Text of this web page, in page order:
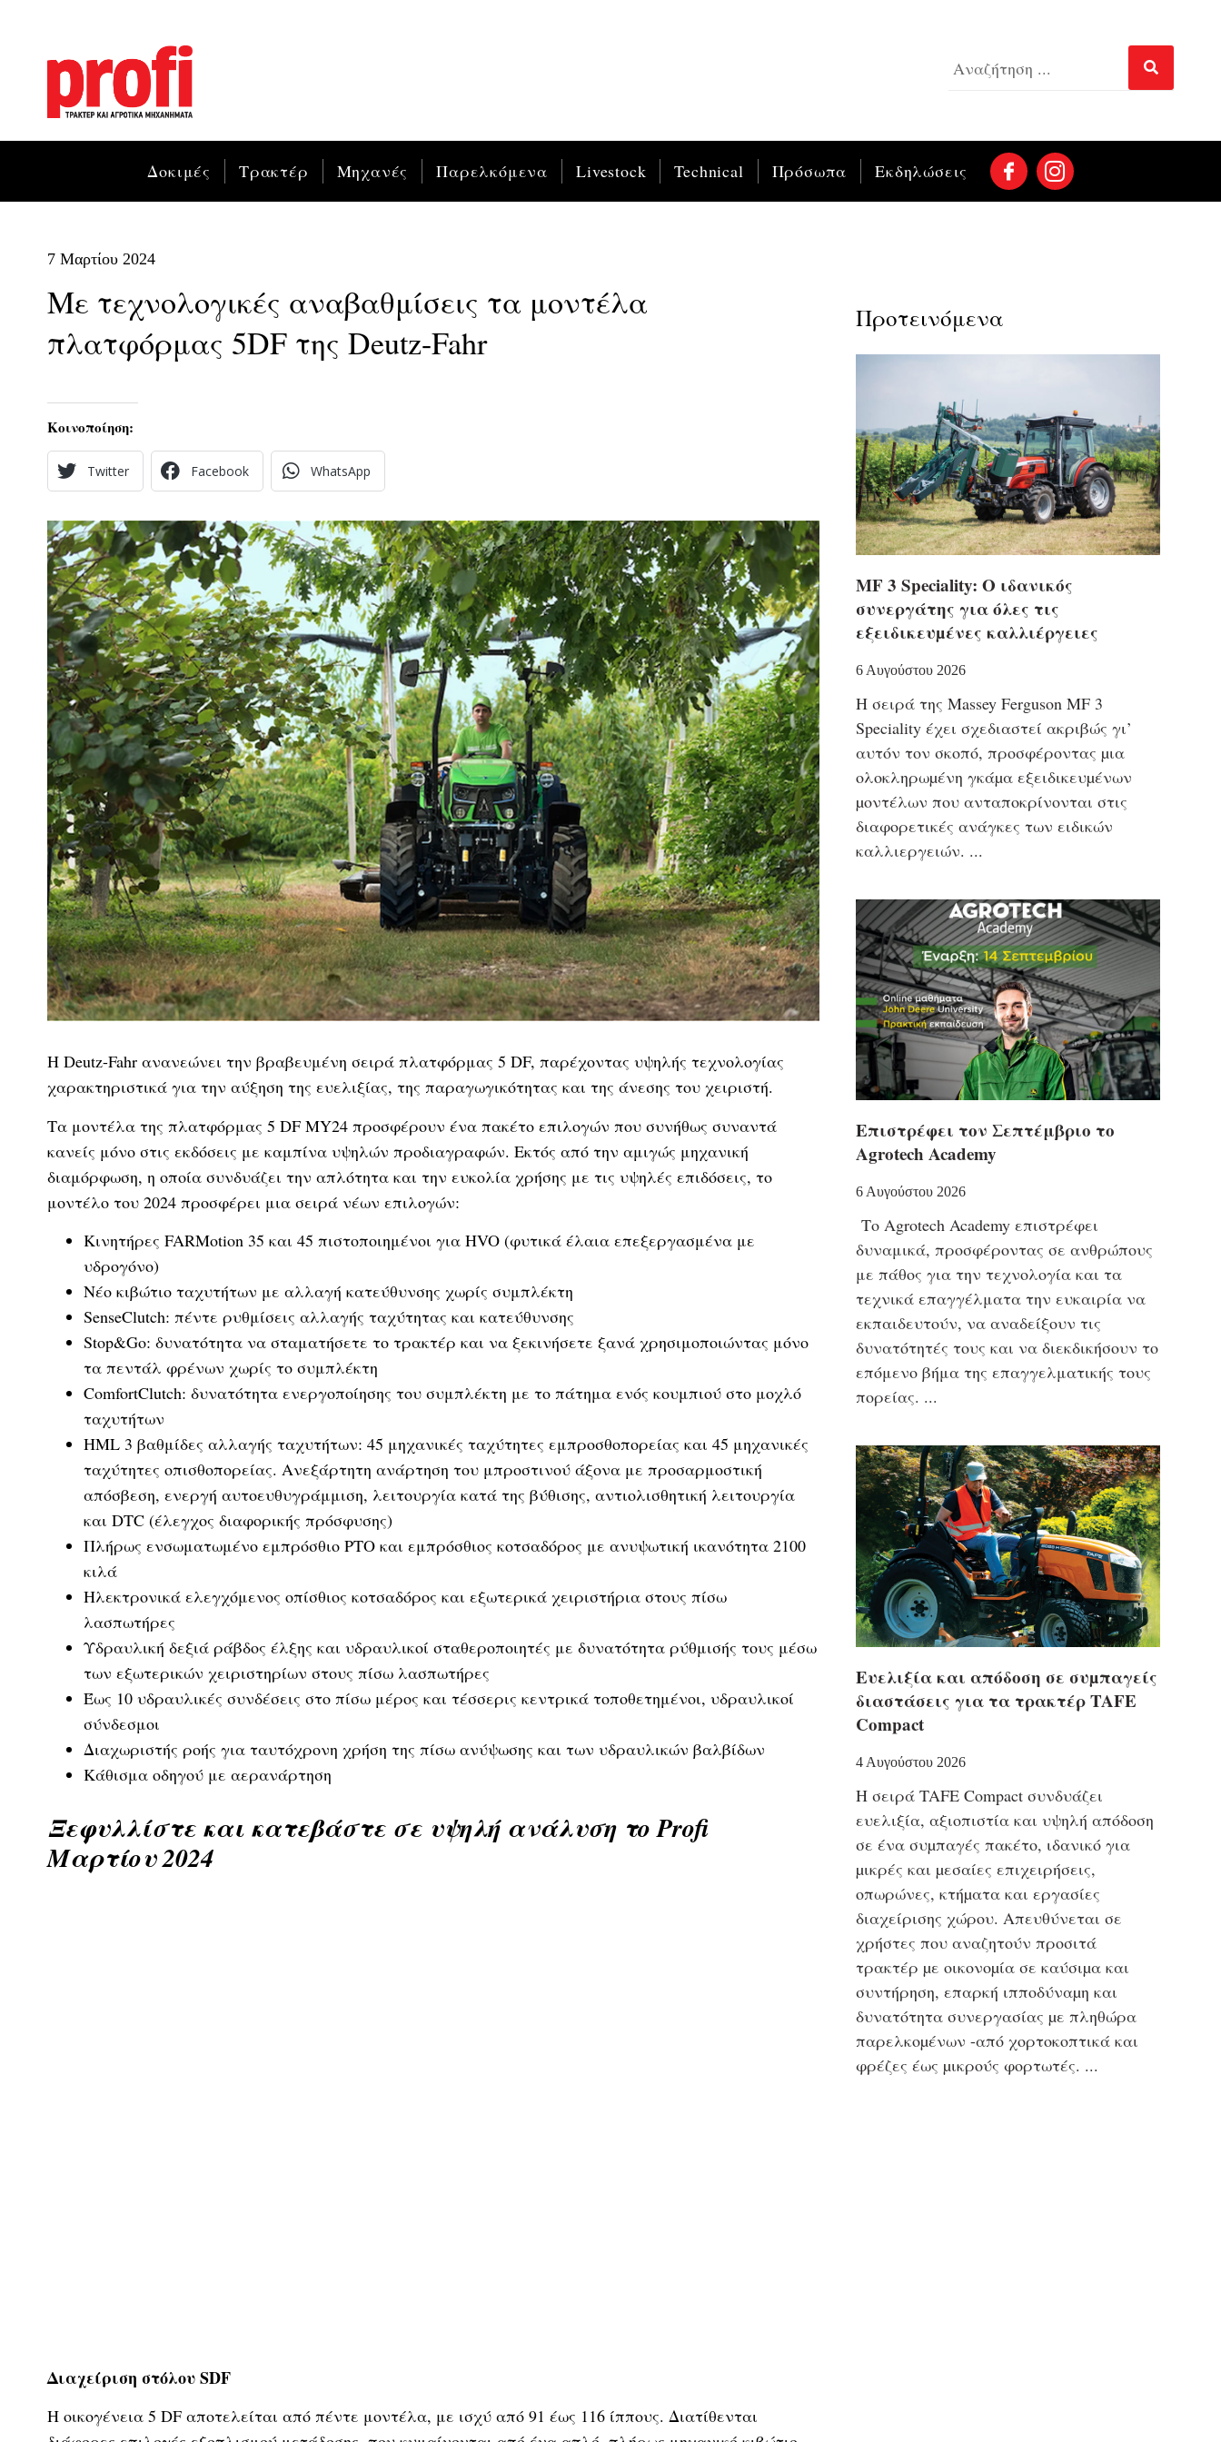
Δοκιμές Τρακτέρ Μηχανές Παρελκόμενα Livestock Technical Πρόσωπα Εκδηλώσεις
7 Μαρτίου 2024
Με τεχνολογικές αναβαθμίσεις τα μοντέλα
πλατφόρμας 5DF της Deutz-Fahr
Κοινοποίηση:
Twitter Facebook WhatsApp
Η Deutz-Fahr ανανεώνει την βραβευμένη σειρά πλατφόρμας 5 DF, παρέχοντας υψηλής τεχνολογίας
χαρακτηριστικά για την αύξηση της ευελιξίας, της παραγωγικότητας και της άνεσης του χειριστή.
Τα μοντέλα της πλατφόρμας 5 DF MY24 προσφέρουν ένα πακέτο επιλογών που συνήθως συναντά
κανείς μόνο στις εκδόσεις με καμπίνα υψηλών προδιαγραφών. Εκτός από την αμιγώς μηχανική
διαμόρφωση, η οποία συνδυάζει την απλότητα και την ευκολία χρήσης με τις υψηλές επιδόσεις, το
μοντέλο του 2024 προσφέρει μια σειρά νέων επιλογών:
Κινητήρες FARMotion 35 και 45 πιστοποιημένοι για HVO (φυτικά έλαια επεξεργασμένα με
υδρογόνο)
Νέο κιβώτιο ταχυτήτων με αλλαγή κατεύθυνσης χωρίς συμπλέκτη
SenseClutch: πέντε ρυθμίσεις αλλαγής ταχύτητας και κατεύθυνσης
Stop&Go: δυνατότητα να σταματήσετε το τρακτέρ και να ξεκινήσετε ξανά χρησιμοποιώντας μόνο
τα πεντάλ φρένων χωρίς το συμπλέκτη
ComfortClutch: δυνατότητα ενεργοποίησης του συμπλέκτη με το πάτημα ενός κουμπιού στο μοχλό
ταχυτήτων
HML 3 βαθμίδες αλλαγής ταχυτήτων: 45 μηχανικές ταχύτητες εμπροσθοπορείας και 45 μηχανικές
ταχύτητες οπισθοπορείας. Ανεξάρτητη ανάρτηση του μπροστινού άξονα με προσαρμοστική
απόσβεση, ενεργή αυτοευθυγράμμιση, λειτουργία κατά της βύθισης, αντιολισθητική λειτουργία
και DTC (έλεγχος διαφορικής πρόσφυσης)
Πλήρως ενσωματωμένο εμπρόσθιο PTO και εμπρόσθιος κοτσαδόρος με ανυψωτική ικανότητα 2100
κιλά
Ηλεκτρονικά ελεγχόμενος οπίσθιος κοτσαδόρος και εξωτερικά χειριστήρια στους πίσω
λασπωτήρες
Υδραυλική δεξιά ράβδος έλξης και υδραυλικοί σταθεροποιητές με δυνατότητα ρύθμισής τους μέσω
των εξωτερικών χειριστηρίων στους πίσω λασπωτήρες
Έως 10 υδραυλικές συνδέσεις στο πίσω μέρος και τέσσερις κεντρικά τοποθετημένοι, υδραυλικοί
σύνδεσμοι
Διαχωριστής ροής για ταυτόχρονη χρήση της πίσω ανύψωσης και των υδραυλικών βαλβίδων
Κάθισμα οδηγού με αερανάρτηση
Ξεφυλλίστε και κατεβάστε σε υψηλή ανάλυση το Profi
Μαρτίου 2024
Διαχείριση στόλου SDF
Η οικογένεια 5 DF αποτελείται από πέντε μοντέλα, με ισχύ από 91 έως 116 ίππους. Διατίθενται
Προτεινόμενα
MF 3 Speciality: Ο ιδανικός
συνεργάτης για όλες τις
εξειδικευµένες καλλιέργειες
6 Αυγούστου 2026
Η σειρά της Massey Ferguson MF 3
Speciality έχει σχεδιαστεί ακριβώς γι’
αυτόν τον σκοπό, προσφέροντας µια
ολοκληρωµένη γκάµα εξειδικευµένων
µοντέλων που ανταποκρίνονται στις
διαφορετικές ανάγκες των ειδικών
καλλιεργειών.
Επιστρέφει τον Σεπτέμβριο το
Agrotech Academy
6 Αυγούστου 2026
Το Agrotech Academy επιστρέφει
δυναμικά, προσφέροντας σε ανθρώπους
με πάθος για την τεχνολογία και τα
τεχνικά επαγγέλματα την ευκαιρία να
εκπαιδευτούν, να αναδείξουν τις
δυνατότητές τους και να διεκδικήσουν το
επόμενο βήμα της επαγγελματικής τους
πορείας.
Eυελιξία και απόδοση σε συµπαγείς
διαστάσεις για τα τρακτέρ TAFE
Compact
4 Αυγούστου 2026
Η σειρά TAFE Compact συνδυάζει
ευελιξία, αξιοπιστία και υψηλή απόδοση
σε ένα συµπαγές πακέτο, ιδανικό για
µικρές και µεσαίες επιχειρήσεις,
οπωρώνες, κτήµατα και εργασίες
διαχείρισης χώρου. Απευθύνεται σε
χρήστες που αναζητούν προσιτά
τρακτέρ µε οικονοµία σε καύσιµα και
συντήρηση, επαρκή ιπποδύναµη και
δυνατότητα συνεργασίας µε πληθώρα
παρελκοµένων -από χορτοκοπτικά και
φρέζες έως µικρούς φορτωτές.